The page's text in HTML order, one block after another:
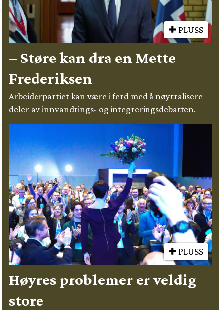
PLUSS
– Støre kan dra en Mette
Frederiksen
Arbeiderpartiet kan være i ferd med å nøytralisere
deler av innvandrings- og integreringsdebatten.
PLUSS
Høyres problemer er veldig
store